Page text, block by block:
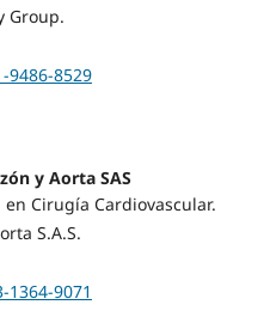
Group.
9486-8529
y Aorta SAS
Cirugía Cardiovascular.
S.A.S.
9071